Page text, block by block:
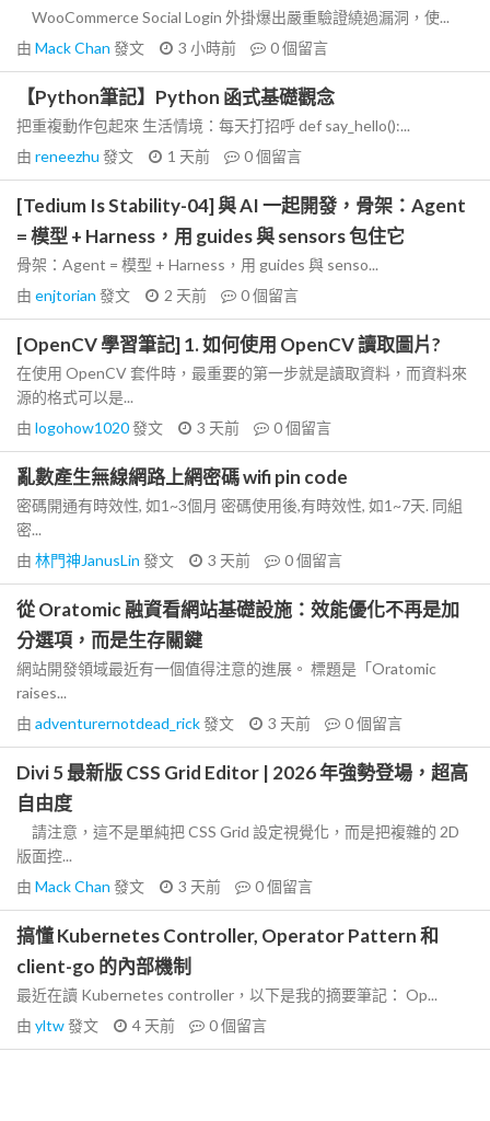
WooCommerce Social Login 外掛爆出嚴重驗證繞過漏洞，使...
由 Mack Chan 發文 3 小時前 0個留言
【Python筆記】Python 函式基礎觀念
把重複動作包起來 生活情境：每天打招呼 def say_hello():...
由 reneezhu 發文 1 天前 0個留言
[Tedium Is Stability-04] 與 AI 一起開發，骨架：Agent
= 模型 + Harness，用 guides 與 sensors 包住它
骨架：Agent = 模型 + Harness，用 guides 與 senso...
由 enjtorian 發文 2 天前 0個留言
[OpenCV 學習筆記] 1. 如何使用 OpenCV 讀取圖片?
在使用 OpenCV 套件時，最重要的第一步就是讀取資料，而資料來
源的格式可以是...
由 logohow1020發文 3 天前 0個留言
亂數產生無線網路上網密碼 wifi pin code
密碼開通有時效性, 如1~3個月 密碼使用後,有時效性, 如1~7天. 同組
密...
由 林門神JanusLin 發文 3 天前 0個留言
從 Oratomic 融資看網站基礎設施：效能優化不再是加
分選項，而是生存關鍵
網站開發領域最近有一個值得注意的進展。 標題是「Oratomic
raises...
由 adventurernotdead_rick發文 3 天前 0個留言
Divi 5 最新版 CSS Grid Editor | 2026 年強勢登場，超高
自由度
請注意，這不是單純把 CSS Grid 設定視覺化，而是把複雜的 2D
版面控...
由 Mack Chan 發文 3 天前 0個留言
搞懂 Kubernetes Controller, Operator Pattern 和
client-go 的內部機制
最近在讀 Kubernetes controller，以下是我的摘要筆記： Op...
由 yltw發文 4 天前 0個留言